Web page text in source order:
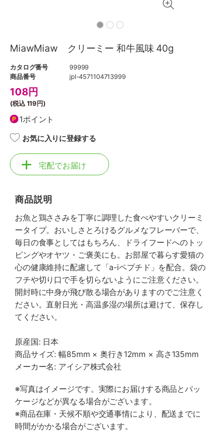
MiawMiaw クリーミー 和牛風味 40g
カタログ番号
99999
商品番号
jpl-4571104713999
108円
(税込119円)
1ポイント
お気に入りに登録する
宅配でお届け
商品説明
お魚と鶏ささみを丁寧に調理した食べやすいクリーミ
ータイプ。おいしさとろけるグルメなフレーバーで、
毎日の食事としてはもちろん、ドライフードへのトッ
ピングやオヤツ・ご褒美にも。お部屋で暮らす愛猫の
心の健康維持に配慮して「a-iペプチド」を配合。袋の
フチや切り口で手を切らないようにご注意ください。
開封時に中身が飛び散る場合がありますのでご注意く
ださい。直射日光・高温多湿の場所は避けて、保存し
てください。
原産国: 日本
商品サイズ: 幅85mm × 奥行き12mm × 高さ135mm
メーカー名: アイシア株式会社
※写真はイメージです。実際にお届けする商品とパッ
ケージなどが異なる場合がございます。
※商品在庫・天候不順や交通事情により、配送までに
時間がかかる場合がございます。